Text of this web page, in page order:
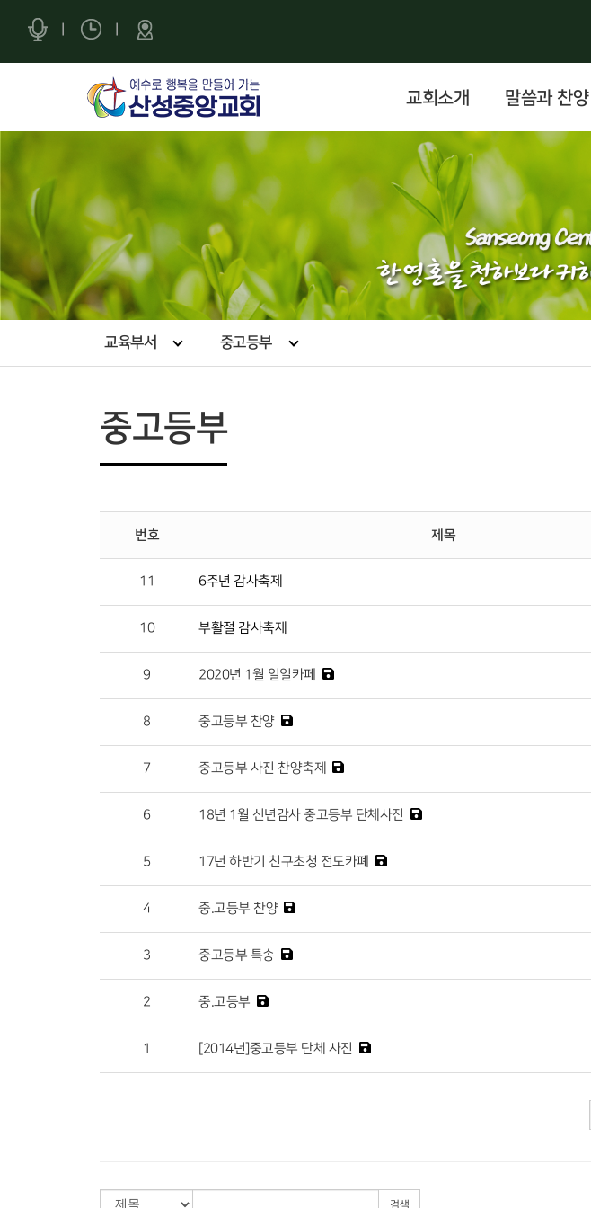
교회소개 말씀과 찬양
교육부서 중고등부
중고등부
번호 제목
11 6주년 감사축제
10 부활절 감사축제
9 2020년 1월 일일카페
8 중고등부 찬양
7 중고등부 사진 찬양축제
6 18년 1월 신년감사 중고등부 단체사진
5 17년 하반기 친구초청 전도카폐
4 중.고등부 찬양
3 중고등부 특송
2 중.고등부
1 [2014년]중고등부 단체 사진
검색